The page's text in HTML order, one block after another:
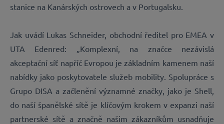
stanice na Kanárských ostrovech a v Portugalsku.
Jak uvádí Lukas Schneider, obchodní ředitel pro EMEA v
UTA Edenred: „Komplexní, na značce nezávislá
akceptační síť napříč Evropou je základním kamenem naší
nabídky jako poskytovatele služeb mobility. Spolupráce s
Grupo DISA a začlenění významné značky, jako je Shell,
do naší španělské sítě je klíčovým krokem v expanzi naší
partnerské sítě a značně našim zákazníkům usnadňuje